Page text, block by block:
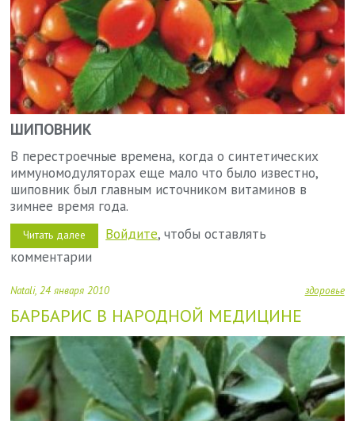
ШИПОВНИК
В перестроечные времена, когда о синтетических
иммуномодуляторах еще мало что было известно,
шиповник был главным источником витаминов в
зимнее время года.
Читать далее
Зеленая
аптека
Войдите, чтобы оставлять
комментарии
Natali 24 января 2010 здоровье
БАРБАРИС В НАРОДНОЙ МЕДИЦИНЕ